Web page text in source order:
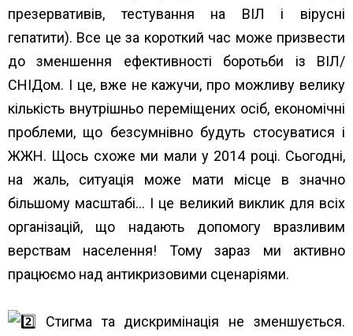
презервативів, тестування на ВІЛ і вірусні
гепатити). Все це за короткий час може призвести
до зменшення ефективності боротьби із ВІЛ/
СНІДом. І це, вже не кажучи, про можливу велику
кількість внутрішньо переміщених осіб, економічні
проблеми, що безсумнівно будуть стосуватися і
ЖЖН. Щось схоже ми мали у 2014 році. Сьогодні,
на жаль, ситуація може мати місце в значно
більшому масштабі… І це великий виклик для всіх
організацій, що надають допомогу вразливим
верствам населення! Тому зараз ми активно
працюємо над антикризовими сценаріями.
Стигма та дискримінація не зменшується.